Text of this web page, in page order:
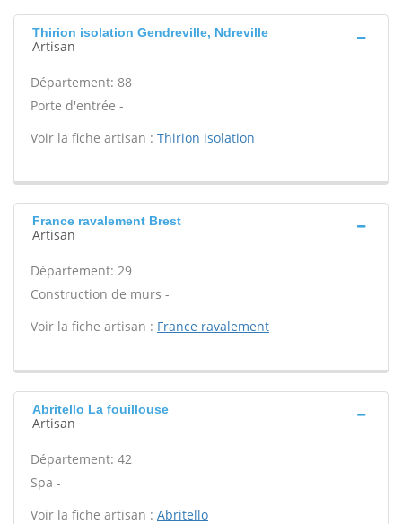
Thirion isolation Gendreville, Ndreville
Artisan
Département: 88
Porte d'entrée -
Voir la fiche artisan : Thirion isolation
France ravalement Brest
Artisan
Département: 29
Construction de murs -
Voir la fiche artisan : France ravalement
Abritello La fouillouse
Artisan
Département: 42
Spa -
Voir la fiche artisan : Abritello